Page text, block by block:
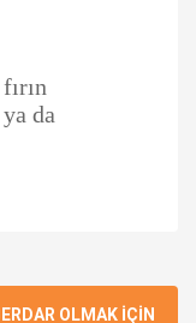
da
OLMAK İÇİN